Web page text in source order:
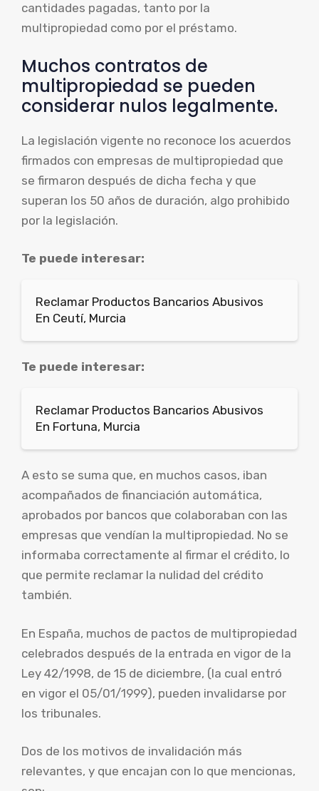
cantidades pagadas, tanto por la
multipropiedad como por el préstamo.
Muchos contratos de
multipropiedad se pueden
considerar nulos legalmente.
La legislación vigente no reconoce los acuerdos
firmados con empresas de multipropiedad que
se firmaron después de dicha fecha y que
superan los 50 años de duración, algo prohibido
por la legislación.
Te puede interesar:
Reclamar Productos Bancarios Abusivos
En Ceutí, Murcia
Te puede interesar:
Reclamar Productos Bancarios Abusivos
En Fortuna, Murcia
A esto se suma que, en muchos casos, iban
acompañados de financiación automática,
aprobados por bancos que colaboraban con las
empresas que vendían la multipropiedad. No se
informaba correctamente al firmar el crédito, lo
que permite reclamar la nulidad del crédito
también.
En España, muchos de pactos de multipropiedad
celebrados después de la entrada en vigor de la
Ley 42/1998, de 15 de diciembre, (la cual entró
en vigor el 05/01/1999), pueden invalidarse por
los tribunales.
Dos de los motivos de invalidación más
relevantes, y que encajan con lo que mencionas,